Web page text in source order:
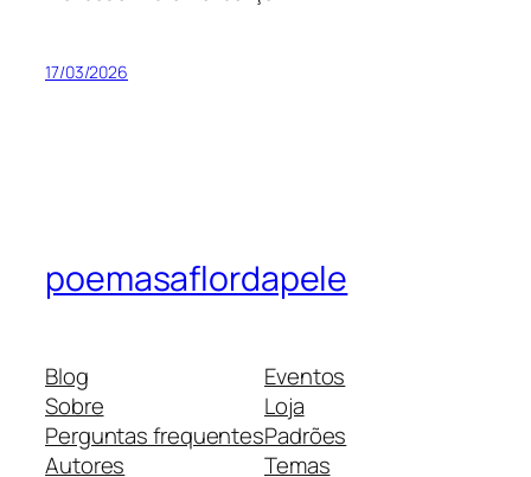
17/03/2026
poemasaflordapele
Blog
Sobre
Perguntas frequentes
Autores
Eventos
Loja
Padrões
Temas